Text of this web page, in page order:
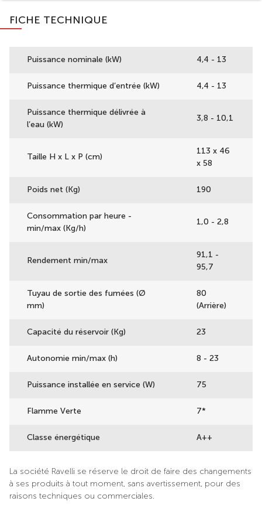
FICHE TECHNIQUE
Puissance nominale (kW) 4,4 - 13
Puissance thermique d’entrée (kW) 4,4 - 13
Puissance thermique délivrée à
l’eau (kW)
3,8 - 10,1
Taille H x L x P (cm)
113 x 46
x 58
Poids net (Kg) 190
Consommation par heure -
min/max (Kg/h)
1,0 - 2,8
Rendement min/max
91,1 -
95,7
Tuyau de sortie des fumées (Ø
mm)
80
(Arrière)
Capacité du réservoir (Kg) 23
Autonomie min/max (h) 8 - 23
Puissance installée en service (W) 75
Flamme Verte 7*
Classe énergétique A++
La société Ravelli se réserve le droit de faire des changements
à ses produits à tout moment, sans avertissement, pour des
raisons techniques ou commerciales.